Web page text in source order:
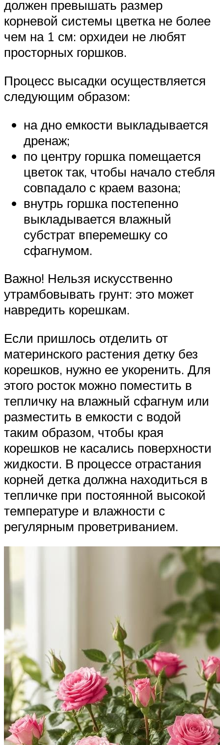
должен превышать размер
корневой системы цветка не более
чем на 1 см: орхидеи не любят
просторных горшков.
Процесс высадки осуществляется
следующим образом:
на дно емкости выкладывается
дренаж;
по центру горшка помещается
цветок так, чтобы начало стебля
совпадало с краем вазона;
внутрь горшка постепенно
выкладывается влажный
субстрат вперемешку со
сфагнумом.
Важно! Нельзя искусственно
утрамбовывать грунт: это может
навредить корешкам.
Если пришлось отделить от
материнского растения детку без
корешков, нужно ее укоренить. Для
этого росток можно поместить в
тепличку на влажный сфагнум или
разместить в емкости с водой
таким образом, чтобы края
корешков не касались поверхности
жидкости. В процессе отрастания
корней детка должна находиться в
тепличке при постоянной высокой
температуре и влажности с
регулярным проветриванием.